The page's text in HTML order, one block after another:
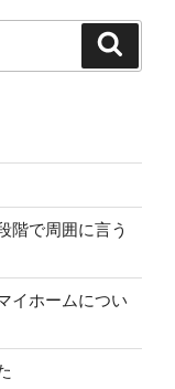
階で周囲に言う
イホームについ